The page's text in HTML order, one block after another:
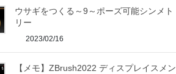
ウサギをつくる～9～ポーズ可能シンメト
リー
2023/02/16
【メモ】ZBrush2022 ディスプレイスメン